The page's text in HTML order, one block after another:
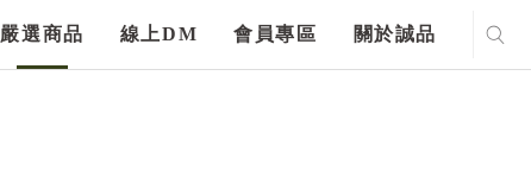
嚴選商品 線上DM 會員專區 關於誠品